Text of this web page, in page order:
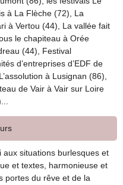
à La Flèche (72), La
à Vertou (44), La vallée fait
le chapiteau à Orée
(44), Festival
d’entreprises d’EDF de
à Lusignan (86),
de Vair à Vair sur Loire
aux situations burlesques et
et textes, harmonieuse et
portes du rêve et de la